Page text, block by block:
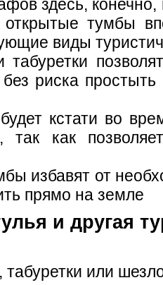
здесь, конечно,
тумбы
виды
табуретки
риска
кстати во
так как
избавят от
прямо на земле
и другая
табуретки или